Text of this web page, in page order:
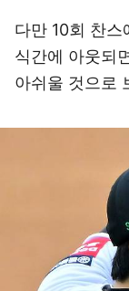
다만 10회 찬
식간에 아웃되
아쉬울 것으로